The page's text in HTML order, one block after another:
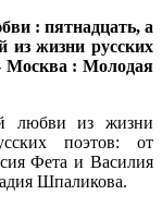
: пятнадцать, а
из жизни русских
Москва : Молодая
любви из жизни
поэтов: от
Фета и Василия
Шпаликова.